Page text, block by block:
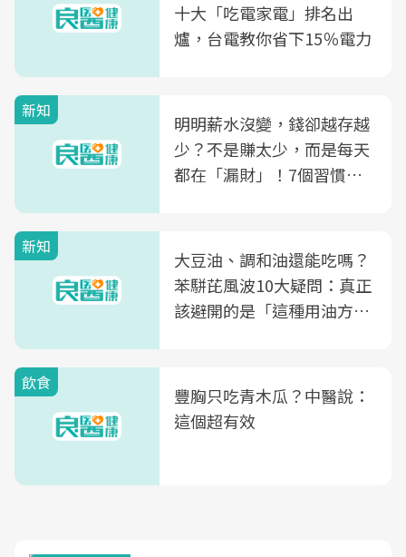
十大「吃電家電」排名出
爐，台電教你省下15％電力
新知
明明薪水沒變，錢卻越存越
少？不是賺太少，而是每天
都在「漏財」！7個習慣一
新知
大豆油、調和油還能吃嗎？
苯駢芘風波10大疑問：真正
該避開的是「這種用油方
飲食
豐胸只吃青木瓜？中醫說：
這個超有效